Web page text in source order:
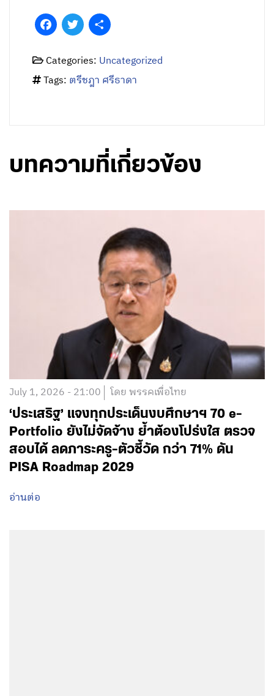
FacebookTwitter
Categories: Uncategorized
Tags: ตรีชฎา ศรีธาดา
บทความที่เกี่ยวข้อง
July 1, 2026 - 21:00 โดย พรรคเพื่อไทย
‘ประเสริฐ’ แจงทุกประเด็นงบศึกษาฯ 70 e-
Portfolio ยังไม่จัดจ้าง ย้ำต้องโปร่งใส ตรวจ
สอบได้ ลดภาระครู-ตัวชี้วัด กว่า 71% ดัน
PISA Roadmap 2029
อ่านต่อ